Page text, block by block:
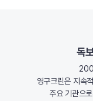
독
영구크린은 지속
주요 기관으